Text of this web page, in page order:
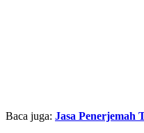
Baca juga: Jasa Penerjemah